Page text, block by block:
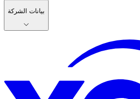
بيانات الشركة